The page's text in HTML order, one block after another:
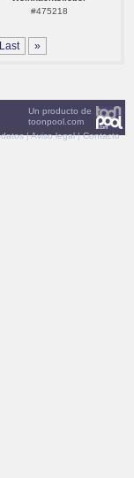
#475218
Last »
Un producto de
toonpool.com
|Aviso legal|Contacto